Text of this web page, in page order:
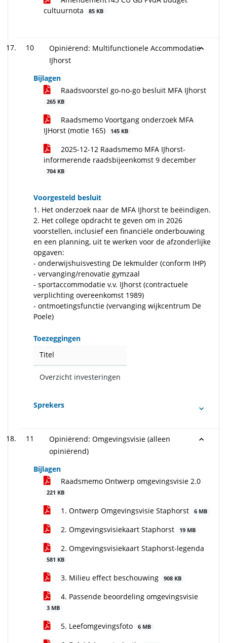
cultuurnota
85 KB
10
Opiniërend: Multifunctionele Accommodatie
IJhorst
Bijlagen
Raadsvoorstel go-no-go besluit MFA IJhorst
265 KB
Raadsmemo Voortgang onderzoek MFA
IJHorst (motie 165)
145 KB
2025-12-12 Raadsmemo MFA IJhorst-
informerende raadsbijeenkomst 9 december
704 KB
Voorgesteld besluit
1. Het onderzoek naar de MFA IJhorst te beëindigen.
2. Het college opdracht te geven om in 2026
voorstellen, inclusief een financiële onderbouwing
en een planning, uit te werken voor de afzonderlijke
opgaven:
- onderwijshuisvesting De Iekmulder (conform IHP)
- vervanging/renovatie gymzaal
- sportaccommodatie v.v. IJhorst (contractuele
verplichting overeenkomst 1989)
- ontmoetingsfunctie (vervanging wijkcentrum De
Poele)
Toezeggingen
Titel
Overzicht investeringen
Sprekers
11
Opiniërend: Omgevingsvisie (alleen
opiniërend)
Bijlagen
Raadsmemo Ontwerp omgevingsvisie 2.0
221 KB
1. Ontwerp Omgevingsvisie Staphorst 6 MB
2. Omgevingsvisiekaart Staphorst 19 MB
2. Omgevingsvisiekaart Staphorst-legenda
581 KB
3. Milieu effect beschouwing 908 KB
4. Passende beoordeling omgevingsvisie
3 MB
5. Leefomgevingsfoto 6 MB